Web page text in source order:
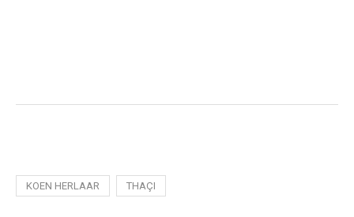
KOEN HERLAAR THAÇI